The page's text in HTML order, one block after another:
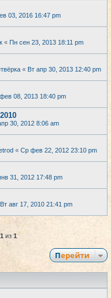
03, 2016 16:47 pm
« Пн сен 23, 2013 18:11 pm
« Вт апр 30, 2013 12:40 pm
08, 2013 18:40 pm
30, 2012 8:06 am
« Ср фев 22, 2012 23:10 pm
31, 2012 17:48 pm
Вт авг 17, 2010 21:41 pm
1из 1
Перейти